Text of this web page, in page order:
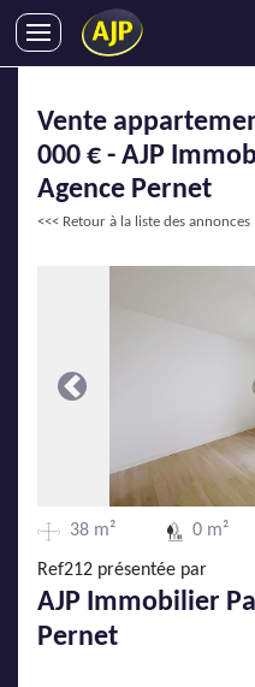
VENTES
LOCATIONS
GESTION LOCATIVE
ENTREPRISES
AJP Recrute
AJP Actualités
Service Qualité Clients
Vente
000 € - AJP
Agence Pernet
<<< Retour à la liste des annonces
Précédente
38 m² 0 m²
Ref212 présentée par
AJP Immobilier
Pernet